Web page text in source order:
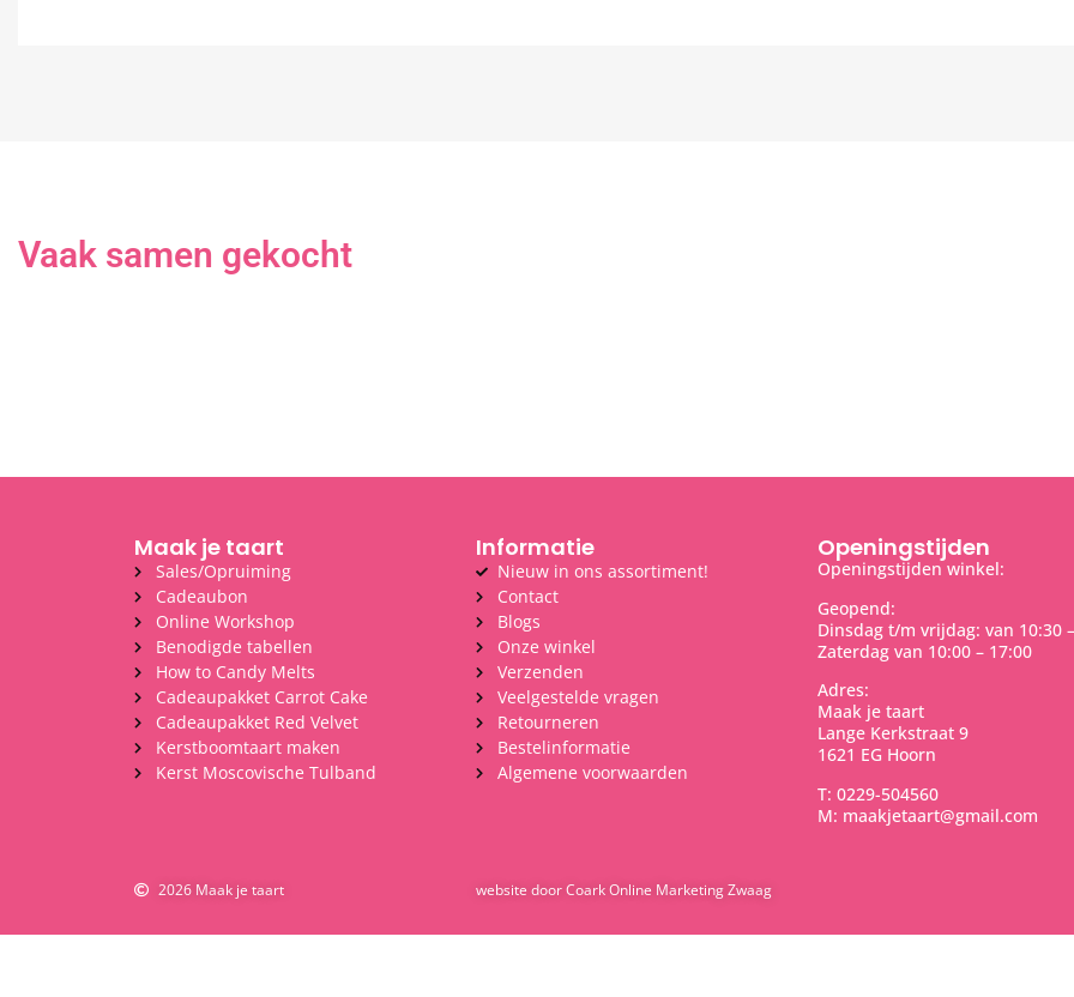
Vaak samen gekocht
Maak je taart
Sales/Opruiming
Cadeaubon
Online Workshop
Benodigde tabellen
How to Candy Melts
Cadeaupakket Carrot Cake
Cadeaupakket Red Velvet
Kerstboomtaart maken
Kerst Moscovische Tulband
Informatie
Nieuw in ons assortiment!
Contact
Blogs
Onze winkel
Verzenden
Veelgestelde vragen
Retourneren
Bestelinformatie
Algemene voorwaarden
Openingstijden
Openingstijden winkel:
Geopend:
Dinsdag t/m vrijdag: van 10:30
Zaterdag van 10:00 – 17:00
Adres:
Maak je taart
Lange Kerkstraat 9
1621 EG Hoorn
T: 0229-504560
M: maakjetaart@gmail.com
2026 Maak je taart website door Coark Online Marketing Zwaag